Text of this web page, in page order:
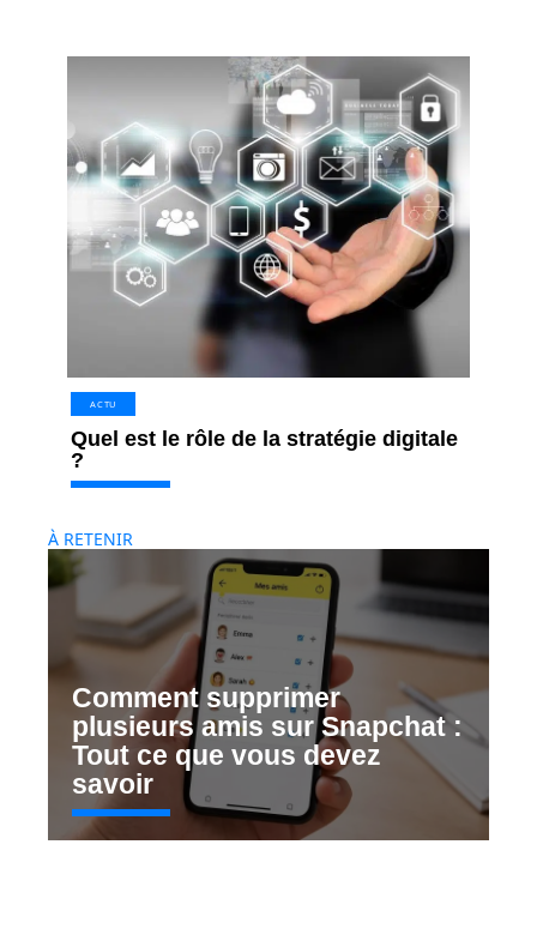
ACTU
Quel est le rôle de la stratégie digitale
?
À RETENIR
Comment supprimer
plusieurs amis sur Snapchat :
Tout ce que vous devez
savoir